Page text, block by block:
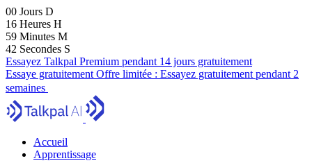
00 Jours D
16 Heures H
59 Minutes M
42 Secondes S
Essayez Talkpal Premium pendant 14 jours gratuitement
Essaye gratuitement Offre limitée : Essayez gratuitement pendant 2
semaines
Accueil
Apprentissage